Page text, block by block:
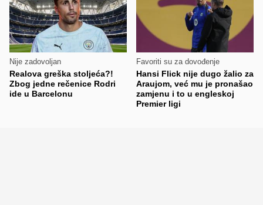
Nije zadovoljan
Realova greška stoljeća?!
Zbog jedne rečenice Rodri
ide u Barcelonu
Favoriti su za dovođenje
Hansi Flick nije dugo žalio za
Araujom, već mu je pronašao
zamjenu i to u engleskoj
Premier ligi